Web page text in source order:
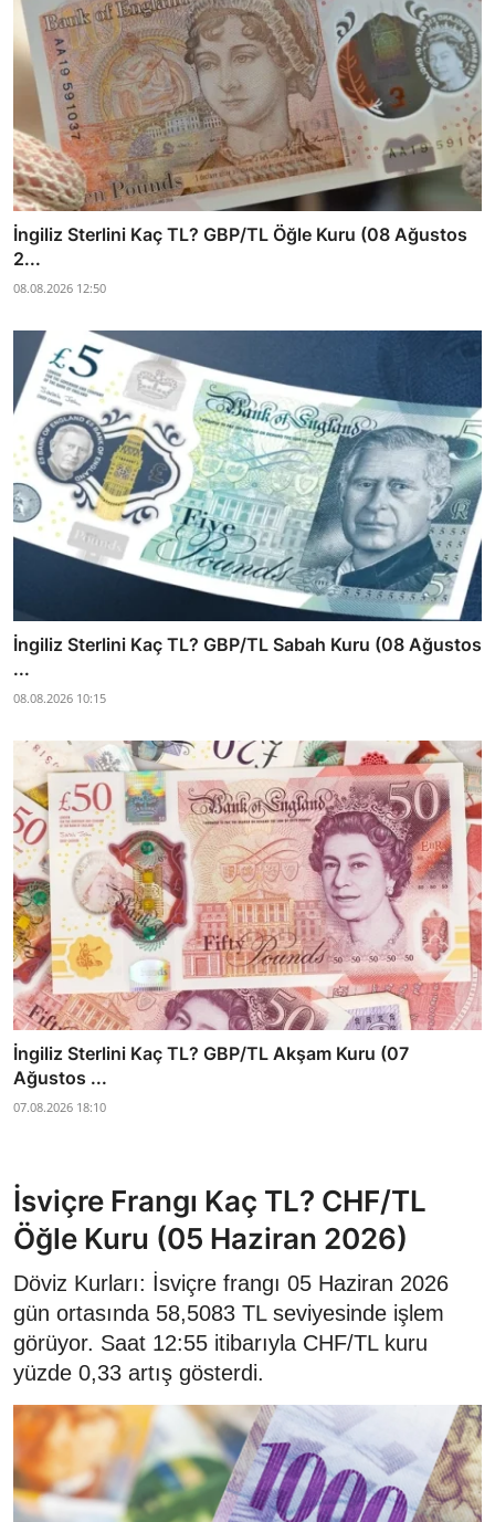
İngiliz Sterlini Kaç TL? GBP/TL Öğle Kuru (08 Ağustos
2...
08.08.2026 12:50
İngiliz Sterlini Kaç TL? GBP/TL Sabah Kuru (08 Ağustos
...
08.08.2026 10:15
İngiliz Sterlini Kaç TL? GBP/TL Akşam Kuru (07
Ağustos ...
07.08.2026 18:10
İsviçre Frangı Kaç TL? CHF/TL
Öğle Kuru (05 Haziran 2026)
Döviz Kurları: İsviçre frangı 05 Haziran 2026
gün ortasında 58,5083 TL seviyesinde işlem
görüyor. Saat 12:55 itibarıyla CHF/TL kuru
yüzde 0,33 artış gösterdi.